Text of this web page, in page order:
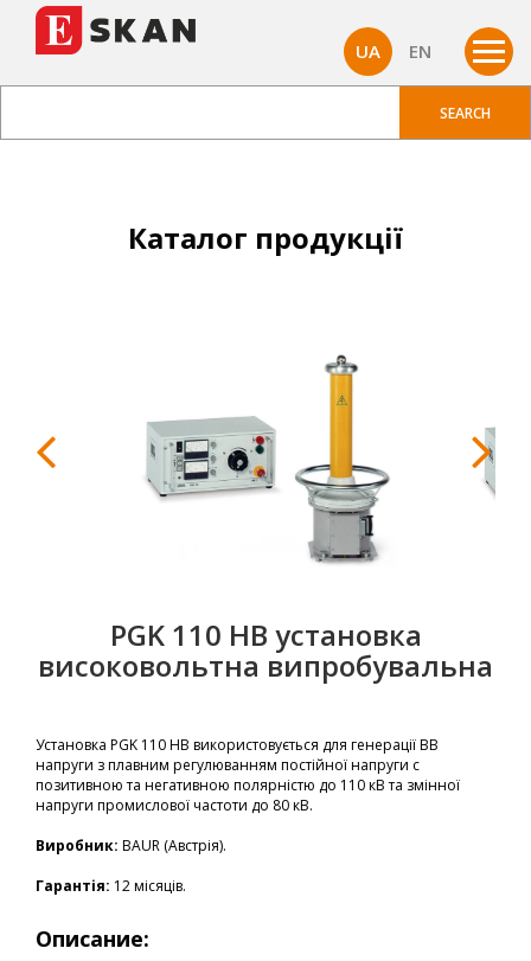
UA EN
Каталог продукції
PGK 110 HB установка
високовольтна випробувальна
Установка PGK 110 HB використовується для генерації ВВ
напруги з плавним регулюванням постійної напруги с
позитивною та негативною полярністю до 110 кВ та змінної
напруги промислової частоти до 80 кВ.
Виробник: BAUR (Австрія).
Гарантія: 12 місяців.
Описание: